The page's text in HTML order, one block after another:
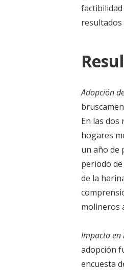
resultados
Adopción
En las
hogares
un año de
periodo
de la
molineros
Impacto en
adopción
encuesta